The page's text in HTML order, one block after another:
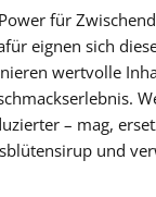
für
eignen sich
wertvolle
– mag,
und